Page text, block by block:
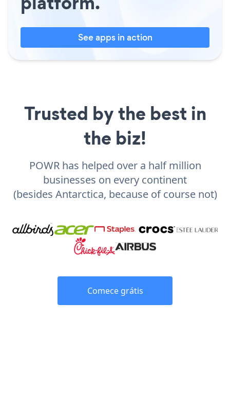
See apps in action
Trusted by the best in
the biz!
POWR has helped over a half million
businesses on every continent
(besides Antarctica, because of course not)
Comece grátis